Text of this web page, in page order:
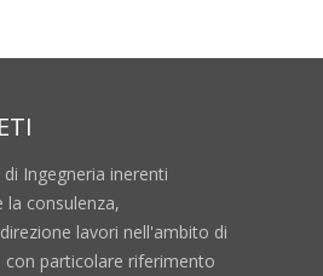
Ingegneria inerenti
la consulenza,
lavori nell'ambito di
particolare riferimento